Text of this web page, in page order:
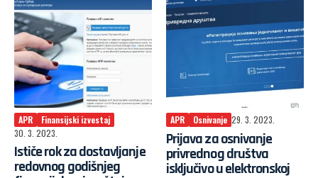
APR
Finansijski izvestaj
30. 3. 2023.
Ističe rok za dostavljanje
redovnog godišnjeg
APR Osnivanje 29. 3. 2023.
Prijava za osnivanje
privrednog društva
isključivo u elektronskoj